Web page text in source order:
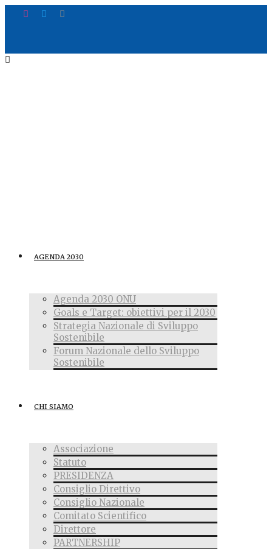
AGENDA 2030
Agenda 2030 ONU
Goals e Target: obiettivi per il 2030
Strategia Nazionale di Sviluppo
Sostenibile
Forum Nazionale dello Sviluppo
Sostenibile
CHI SIAMO
Associazione
Statuto
PRESIDENZA
Consiglio Direttivo
Consiglio Nazionale
Comitato Scientifico
Direttore
PARTNERSHIP